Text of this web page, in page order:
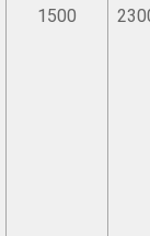
1500